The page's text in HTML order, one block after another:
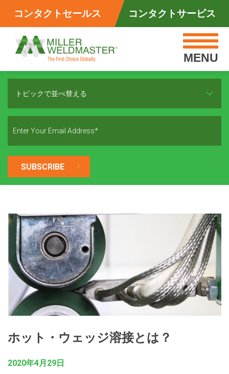
コンタクトセールス コンタクトサービス
MENU
トピックで並べ替える
ホット・ウェッジ溶接とは？
2020年4月29日